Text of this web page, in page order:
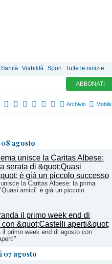
Sanità Viabilità Sport Tutte le notizie
ABBONATI
Archivio Mobile
agosto
unisce la Caritas Albese: la prima
amici" è già un piccolo
il primo week end di agosto con
07 agosto